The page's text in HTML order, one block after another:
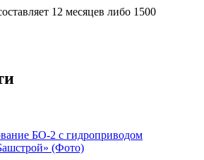
12 месяцев либо 1500
БО-2 с гидроприводом
(Фото)